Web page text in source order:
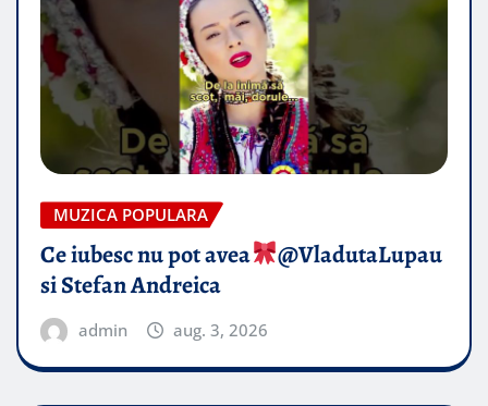
MUZICA POPULARA
Ce iubesc nu pot avea
​@VladutaLupau
si Stefan Andreica
admin aug. 3, 2026